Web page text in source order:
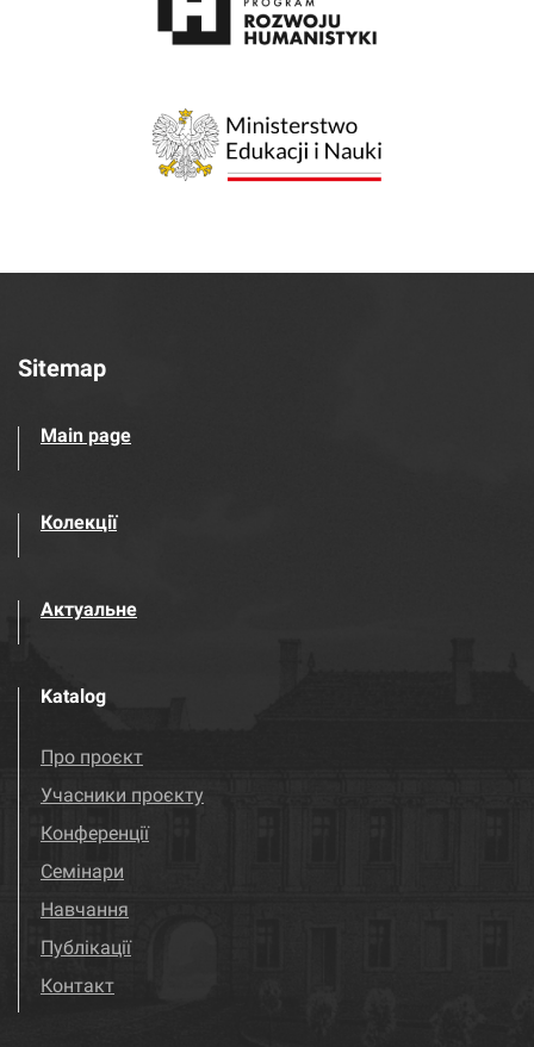
Sitemap
Main page
Колекції
Актуальне
Katalog
Про проєкт
Учасники проєкту
Конференції
Семінари
Навчання
Публікації
Контакт